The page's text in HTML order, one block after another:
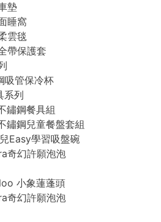
墊
睡窩
雲毯
帶保護套
吸管保冷杯
系列
鏽鋼餐具組
鏽鋼兒童餐盤套組
Easy學習吸盤碗
奇幻許願泡泡
小象蓮蓬頭
奇幻許願泡泡